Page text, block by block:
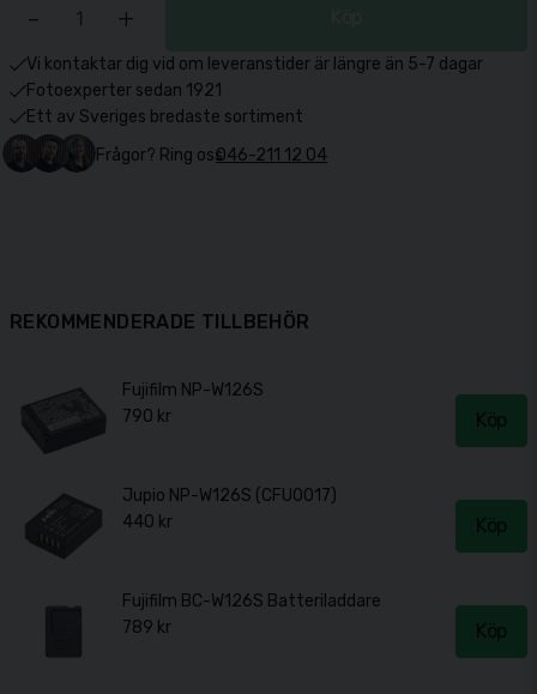
- +
Vi kontaktar dig vid om leveranstider är längre än 5-7 dagar
Fotoexperter sedan 1921
Ett av Sveriges bredaste sortiment
Frågor? Ring oss046-211 12 04
REKOMMENDERADE TILLBEHÖR
Fujifilm NP-W126S
790 kr
Köp
Jupio NP-W126S (CFU0017)
440 kr
Köp
Fujifilm BC-W126S Batteriladdare
789 kr
Köp